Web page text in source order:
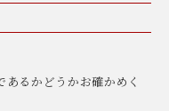
るかどうかお確かめく